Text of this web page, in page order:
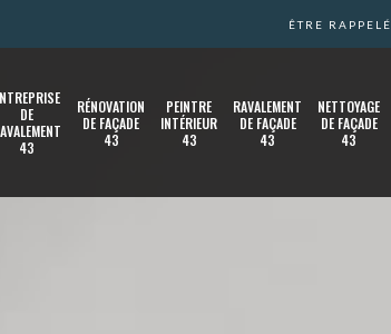
ÊTRE RAPPELÉ
DE
43
RÉNOVATION
DE FAÇADE
43
PEINTRE
INTÉRIEUR
43
RAVALEMENT
DE FAÇADE
43
NETTOYAGE
DE FAÇADE
43